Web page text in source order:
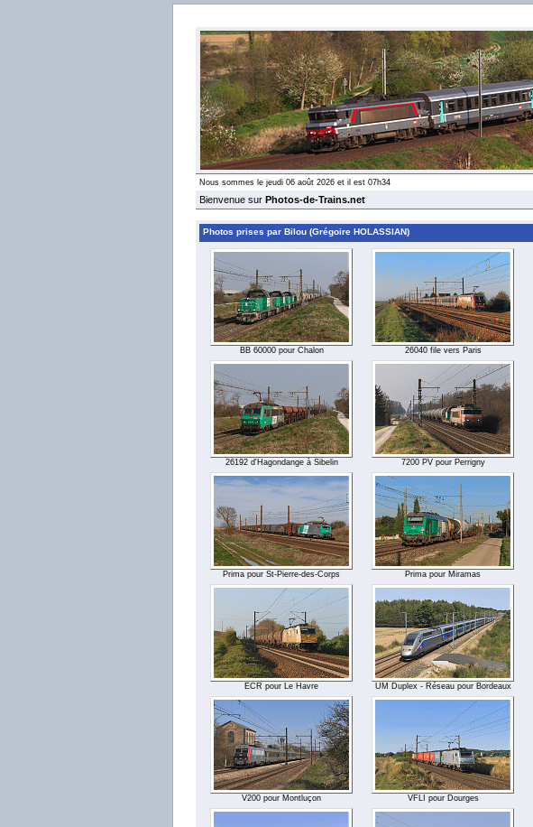
Nous sommes le jeudi 06 août 2026 et il est 07h34
Bienvenue sur Photos-de-Trains.net
Photos prises par Bilou (Grégoire HOLASSIAN)
BB 60000 pour Chalon 26040 file vers Paris
26192 d'Hagondange à Sibelin 7200 PV pour Perrigny
Prima pour St-Pierre-des-Corps Prima pour Miramas
ECR pour Le Havre UM Duplex - Réseau pour Bordeaux
V200 pour Montluçon VFLI pour Dourges